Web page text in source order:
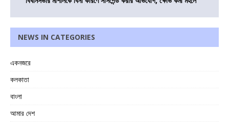
NEWS IN CATEGORIES
একনজরে
কলকাতা
বাংলা
আমার দেশ